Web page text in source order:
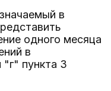
в
одного месяца
в
"г" пункта 3